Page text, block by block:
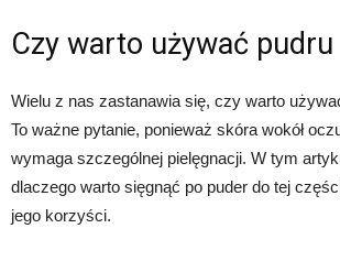
Czy warto używać
Wielu z nas zastanawia się, czy warto
To ważne pytanie, ponieważ skóra wokół
wymaga szczególnej pielęgnacji. W tym
dlaczego warto sięgnąć po puder do tej
jego korzyści.